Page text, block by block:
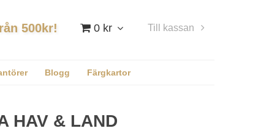
0 kr Till kassan
500kr!
Blogg Färgkartor
HAV & LAND